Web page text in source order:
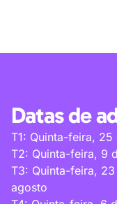
Datas de
T1: Quinta-feira,
T2: Quinta-feira, 9
T3: Quinta-feira,
agosto